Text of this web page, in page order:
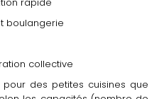
boulangerie
collective
des petites cuisines que